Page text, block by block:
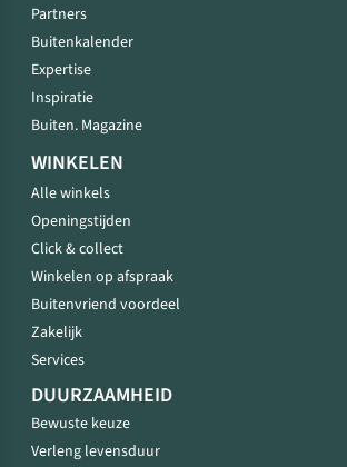
Partners
Buitenkalender
Expertise
Inspiratie
Buiten. Magazine
WINKELEN
Alle winkels
Openingstijden
Click & collect
Winkelen op afspraak
Buitenvriend voordeel
Zakelijk
Services
DUURZAAMHEID
Bewuste keuze
Verleng levensduur